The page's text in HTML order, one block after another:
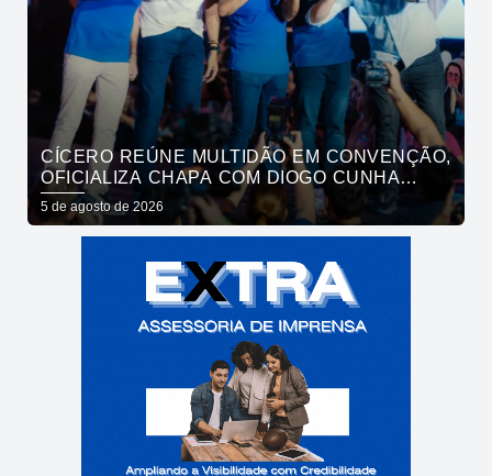
CÍCERO REÚNE MULTIDÃO EM CONVENÇÃO,
OFICIALIZA CHAPA COM DIOGO CUNHA
LIMA, VENEZIANO E ANDRÉ GADELHA E
CONVOCA PARAÍBA A DAR O PRÓXIMO
PASSO
5 de agosto de 2026